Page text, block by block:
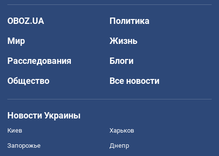
OBOZ.UA
Политика
Мир
Жизнь
Расследования
Блоги
Общество
Все новости
Новости Украины
Киев Харьков
Запорожье Днепр